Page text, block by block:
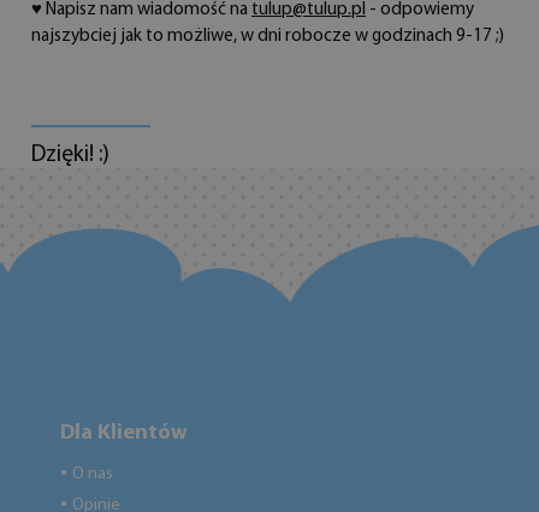
♥ Napisz nam wiadomość na tulup@tulup.pl - odpowiemy
najszybciej jak to możliwe, w dni robocze w godzinach 9-17 ;)
Dzięki! :)
Dla Klientów
● O nas
● Opinie